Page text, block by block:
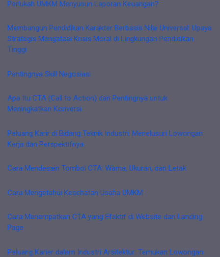
Perlukah UMKM Menyusun Laporan Keuangan?
Membangun Pendidikan Karakter Berbasis Nilai Universal: Upaya
Strategis Mengatasi Krisis Moral di Lingkungan Pendidikan
Tinggi
Pentingnya Skill Negosiasi
Apa Itu CTA (Call to Action) dan Pentingnya untuk
Meningkatkan Konversi
Peluang Karir di Bidang Teknik Industri: Menelusuri Lowongan
Kerja dan Perspektifnya
Cara Mendesain Tombol CTA: Warna, Ukuran, dan Letak
Cara Mengetahui Kesehatan Usaha UMKM
Cara Menempatkan CTA yang Efektif di Website dan Landing
Page
Peluang Karier dalam Industri Arsitektur: Temukan Lowongan